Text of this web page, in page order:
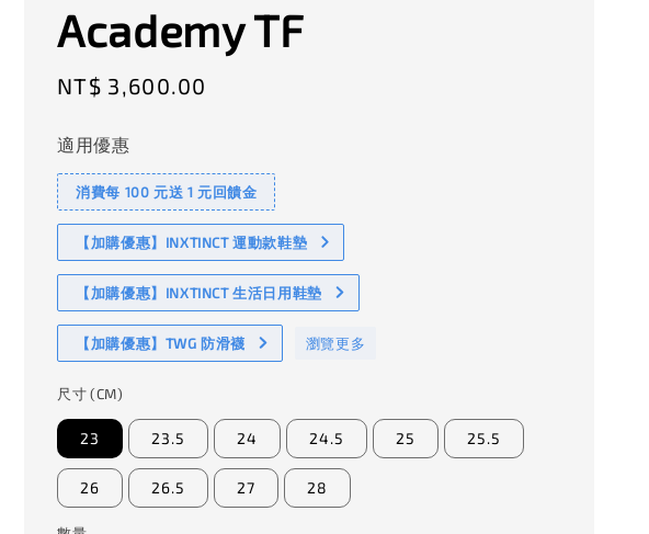
Academy TF
Regular
NT$ 3,600.00
適用優惠
消費每 100 元送 1 元回饋金
【加購優惠】INXTINCT 運動款鞋墊
【加購優惠】INXTINCT 生活日用鞋墊
【加購優惠】TWG 防滑襪 瀏覽更多
尺寸 (CM)
23 23.5 24 24.5 25 25.5
26 26.5 27 28